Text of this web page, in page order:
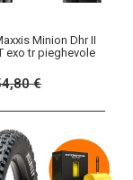
Minion Dhr II
exo tr pieghevole
€